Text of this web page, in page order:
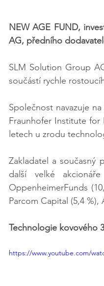
NEW AGE FUND,
AG, předního
SLM Solution Group
součástí rychle
Společnost navazuje
Fraunhofer Institute for
letech u zrodu
Zakladatel a současný
další velké
OppenheimerFunds
Parcom Capital (5,4
Technologie kovového
https://www.youtube.com/